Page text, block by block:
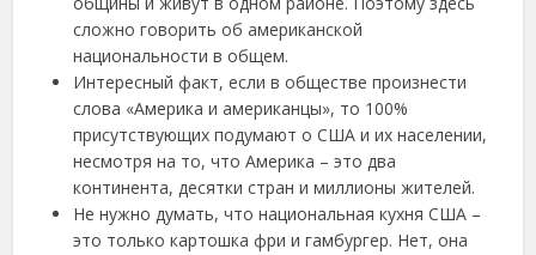
сложно говорить об американской
национальности в общем.
Интересный факт, если в обществе произнести
слова «Америка и американцы», то 100%
присутствующих подумают о США и их населении,
несмотря на то, что Америка – это два
континента, десятки стран и миллионы жителей.
Не нужно думать, что национальная кухня США –
это только картошка фри и гамбургер. Нет, она